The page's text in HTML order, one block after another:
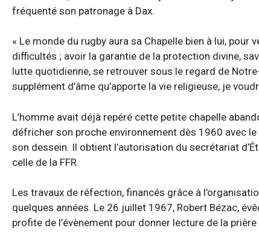
fréquenté son patronage à Dax.
« Le monde du rugby aura sa Chapelle bien à lui,
difficultés ; avoir la garantie de la protection divine,
lutte quotidienne, se retrouver sous le regard de
supplément d’âme qu’apporte la vie religieuse, je
L’homme avait déjà repéré cette petite chapelle
défricher son proche environnement dès 1960 avec
son dessein. Il obtient l’autorisation du secrétariat
celle de la FFR.
Les travaux de réfection, financés grâce à
quelques années. Le 26 juillet 1967, Robert Bézac,
profite de l’évènement pour donner lecture de la prière